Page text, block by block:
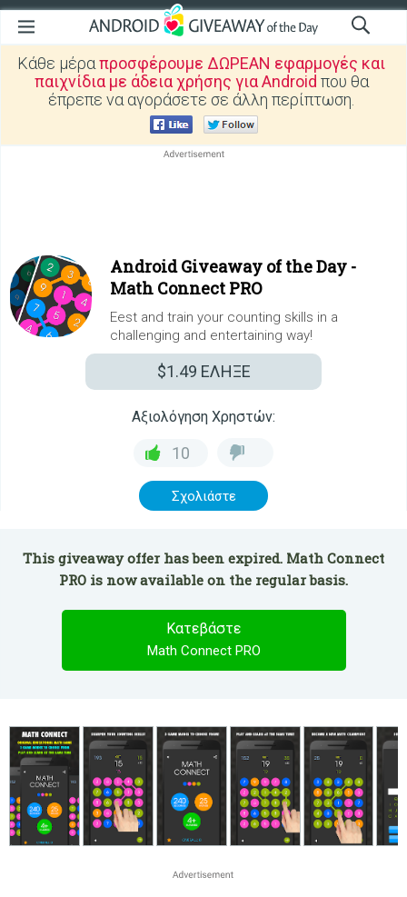
Κάθε μέραπροσφέρουμε ΔΩΡΕΑΝ εφαρμογές και
παιχνίδια με άδεια χρήσης για Android που θα
έπρεπε να αγοράσετε σε άλλη περίπτωση.
Android Giveaway of the Day -
Math Connect PRO
Еest and train your counting skills in a
challenging and entertaining way!
$1.49 ΕΛΗΞΕ
Αξιολόγηση Χρηστών:
10
Σχολιάστε
This giveaway offer has been expired. Math Connect
PRO is now available on the regular basis.
Κατεβάστε
Math Connect PRO